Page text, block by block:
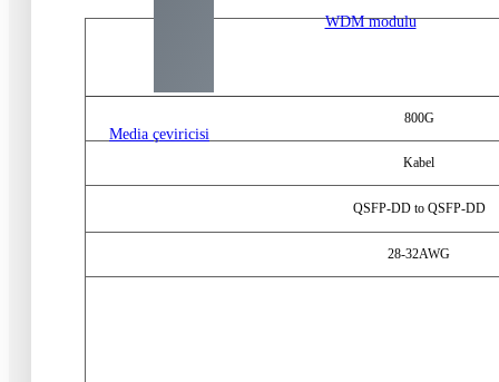
Media çeviricisi
WDM modulu
800G
Kabel
QSFP-DD to QSFP-DD
28-32AWG